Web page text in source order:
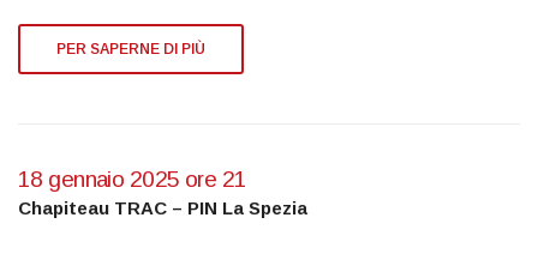
PER SAPERNE DI PIÙ
18 gennaio 2025 ore 21
Chapiteau TRAC – PIN La Spezia